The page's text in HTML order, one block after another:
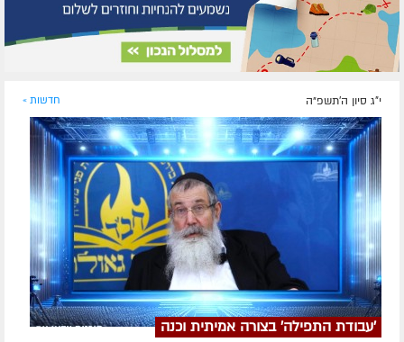
י"ג סיון ה׳תשפ״ה חדשות »
'עבודת התפילה' בצורה אמיתית וכנה